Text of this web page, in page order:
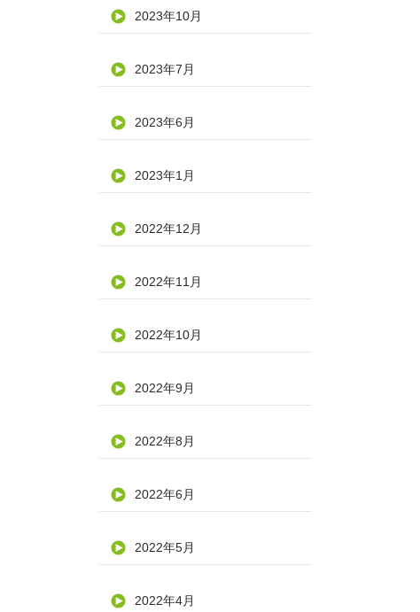
2023年10月
2023年7月
2023年6月
2023年1月
2022年12月
2022年11月
2022年10月
2022年9月
2022年8月
2022年6月
2022年5月
2022年4月